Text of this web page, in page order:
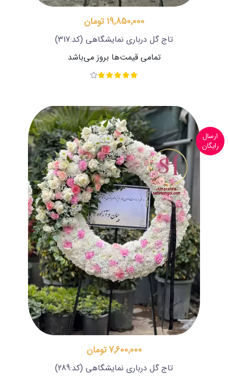
19,850,000 تومان
تاج گل درباری نمایشگاهی (کد:317)
تمامی قیمت‌ها بروز می‌باشد
ارسال
رایگان
7,600,000 تومان
تاج گل درباری نمایشگاهی (کد:289)